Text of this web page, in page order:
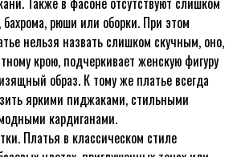
бахрома, рюши или оборки. При этом
нельзя назвать слишком скучным, оно,
крою, подчеркивает женскую фигуру
образ. К тому же платье всегда
яркими пиджаками, стильными
кардиганами.
Платья в классическом стиле